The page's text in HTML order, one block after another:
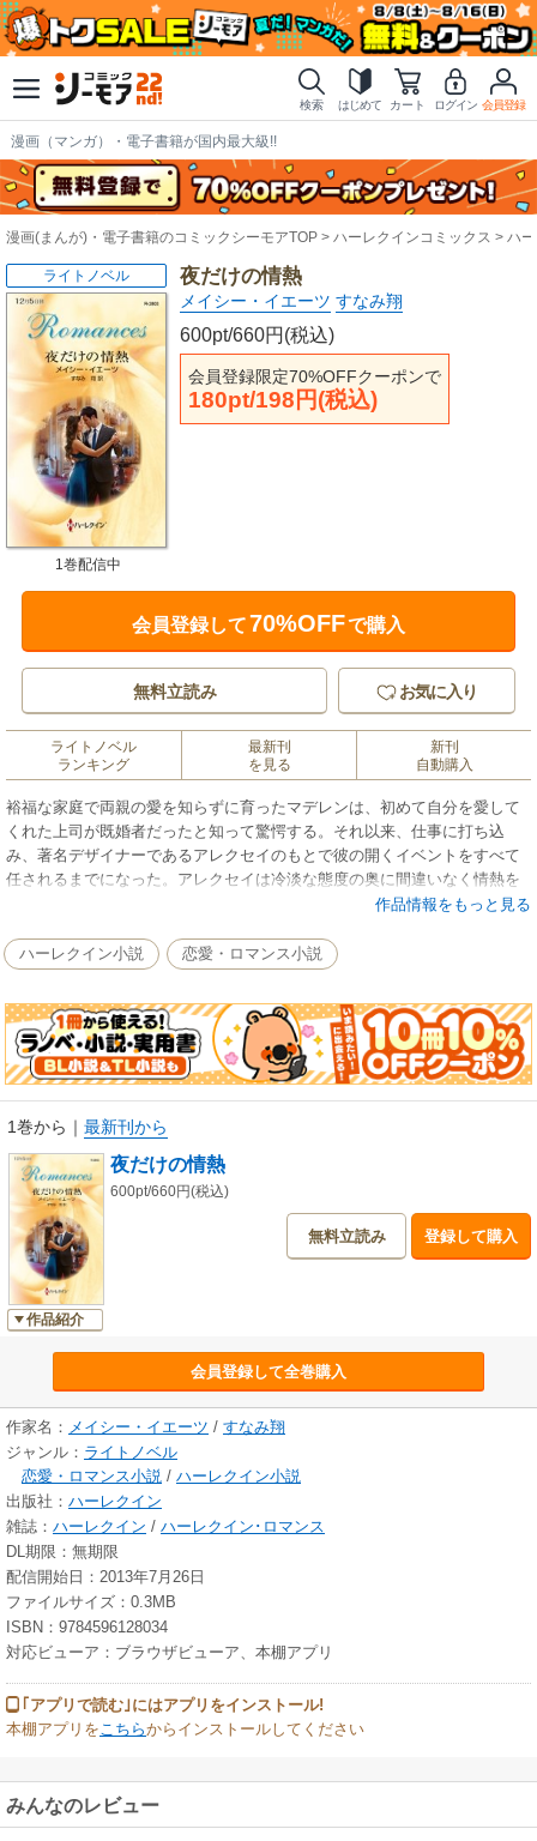
検索 はじめて カート ログイン 会員登録
漫画（マンガ）・電子書籍が国内最大級!!
漫画(まんが)・電子書籍のコミックシーモアTOP ハーレクインコミックス ハ
夜だけの情熱
メイシー・イエーツ すなみ翔
600pt/660円(税込)
会員登録限定70%OFFクーポンで
180pt/198円(税込)
ライトノベル
1巻配信中
会員登録して70%OFFで購入
無料立読み お気に入り
ライトノベル
ランキング
最新刊
を見る
新刊
自動購入
裕福な家庭で両親の愛を知らずに育ったマデレンは、初めて自分を愛して
くれた上司が既婚者だったと知って驚愕する。それ以来、仕事に打ち込
み、著名デザイナーであるアレクセイのもとで彼の開くイベントをすべて
任されるまでになった。アレクセイは冷淡な態度の奥に間違いなく情熱を
秘めた男性。再び誰かに恋して傷つきたくはないけれど、その魅力には抗
が、互いを貪るように2人は関係を断ち切れなくなった。そんなある日、マ
デレンはふと思った――夜をともにしたあと虚しさを感じるのは、彼を愛
シーなストーリーをお届けいたします。お互いに愛を知らず、情熱だけの
関係を続ける2人の恋のゆくえを描きます。
作品情報をもっと見る
ハーレクイン小説 恋愛・ロマンス小説
1巻から ｜ 最新刊から
作品紹介
夜だけの情熱
600pt/660円(税込)
無料立読み 登録して購入
会員登録して全巻購入
作家名： メイシー・イエーツ / すなみ翔
ジャンル： ライトノベル
恋愛・ロマンス小説 / ハーレクイン小説
出版社： ハーレクイン
雑誌： ハーレクイン / ハーレクイン･ロマンス
DL期限：無期限
配信開始日：2013年7月26日
ファイルサイズ：0.3MB
ISBN：9784596128034
対応ビューア：ブラウザビューア、本棚アプリ
｢アプリで読む｣にはアプリをインストール!
本棚アプリをこちらからインストールしてください
みんなのレビュー